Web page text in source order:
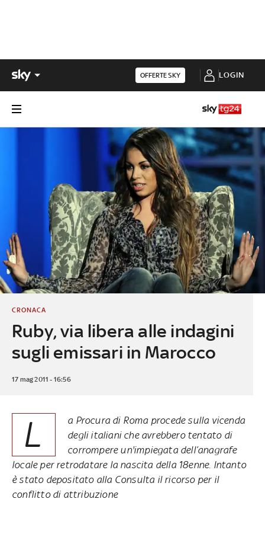
OFFERTE SKY LOGIN
Ruby, via libera alle indagini
sugli emissari in Marocco
CRONACA
17 mag 2011 - 16:56
L
a Procura di Roma procede sulla vicenda
degli italiani che avrebbero tentato di
corrompere un'impiegata dell’anagrafe
locale per retrodatare la nascita della 18enne. Intanto
è stato depositato alla Consulta il ricorso per il
conflitto di attribuzione